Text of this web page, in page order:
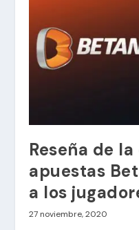
Reseña de
apuestas
a los
27 noviembre, 2020